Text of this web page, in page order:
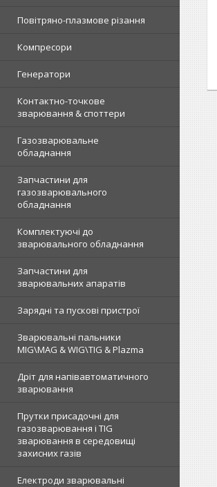
Повітряно-плазмове різання
Компресори
Генератори
Контактно-точкове
зварювання & споттери
Газозварювальне
обладнання
Запчастини для
газозварювального
обладнання
Комплектуючі до
зварювального обладнання
Запчастини для
зварювальних апаратів
Зарядні та пускові пристрої
Зварювальні пальники
MIG\MAG & WIG\TIG & Plazma
Дріт для напівавтоматичного
зварювання
Прутки присадочні для
газозварювання і TIG
зварювання в середовищі
захисних газів
Електроди зварювальні